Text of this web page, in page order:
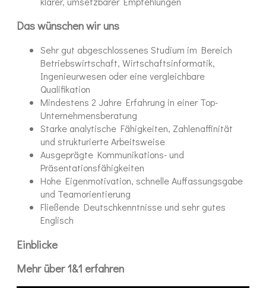
Das wünschen wir uns
Sehr gut abgeschlossenes Studium im Bereich
Betriebswirtschaft, Wirtschaftsinformatik,
Ingenieurwesen oder eine vergleichbare
Qualifikation
Mindestens 2 Jahre Erfahrung in einer Top-
Unternehmensberatung
Starke analytische Fähigkeiten, Zahlenaffinität
und strukturierte Arbeitsweise
Ausgeprägte Kommunikations- und
Präsentationsfähigkeiten
Hohe Eigenmotivation, schnelle Auffassungsgabe
und Teamorientierung
Fließende Deutschkenntnisse und sehr gutes
Englisch
Einblicke
Mehr über 1&1 erfahren